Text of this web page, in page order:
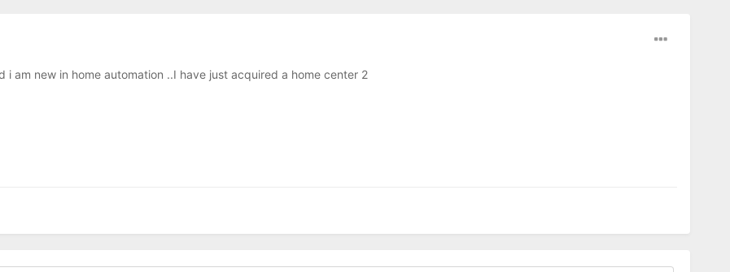
i am new in home automation ..I have just acquired a home center 2